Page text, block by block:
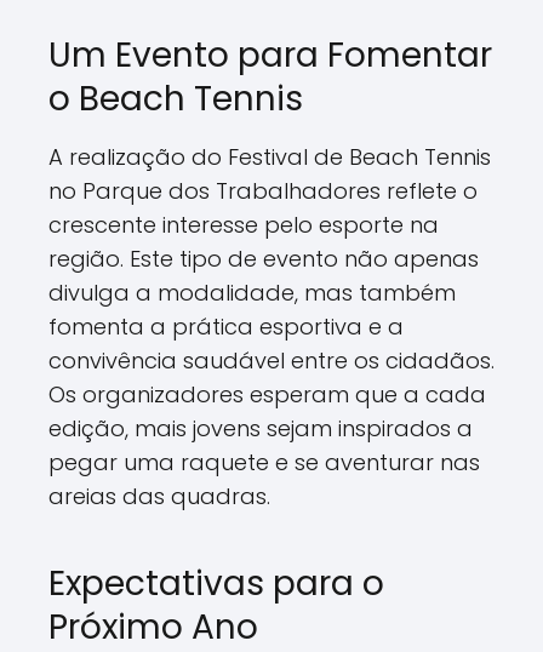
Um Evento para Fomentar
o Beach Tennis
A realização do Festival de Beach Tennis
no Parque dos Trabalhadores reflete o
crescente interesse pelo esporte na
região. Este tipo de evento não apenas
divulga a modalidade, mas também
fomenta a prática esportiva e a
convivência saudável entre os cidadãos.
Os organizadores esperam que a cada
edição, mais jovens sejam inspirados a
pegar uma raquete e se aventurar nas
areias das quadras.
Expectativas para o
Próximo Ano